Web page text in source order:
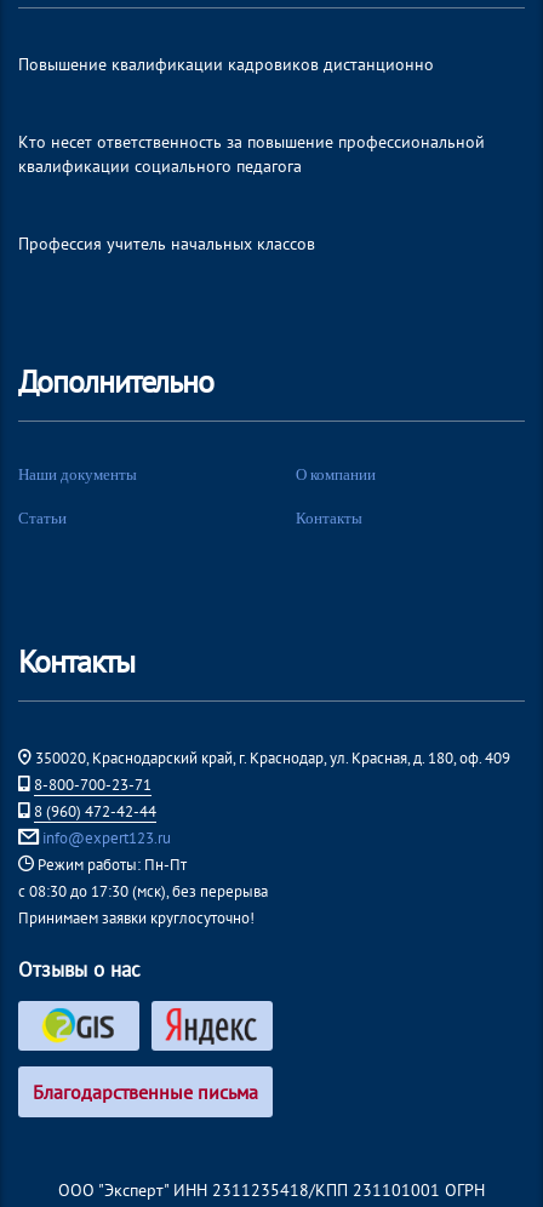
Повышение квалификации кадровиков дистанционно
Кто несет ответственность за повышение профессиональной
квалификации социального педагога
Профессия учитель начальных классов
Дополнительно
Наши документы О компании
Статьи Контакты
Контакты
350020, Краснодарский край, г. Краснодар, ул. Красная, д. 180, оф. 409
8-800-700-23-71
8 (960) 472-42-44
info@expert123.ru
Режим работы: Пн-Пт
с 08:30 до 17:30 (мск), без перерыва
Принимаем заявки круглосуточно!
Отзывы о нас
Благодарственные письма
ООО "Эксперт" ИНН 2311235418/КПП 231101001 ОГРН